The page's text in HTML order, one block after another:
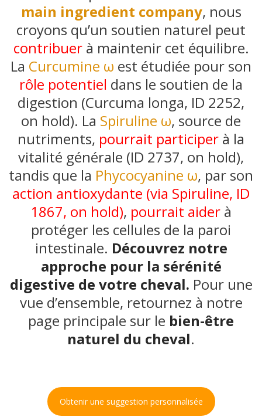
main ingredient company, nous
croyons qu’un soutien naturel peut
contribuerà maintenir cet équilibre.
La Curcumine ω est étudiée pour son
rôle potentiel dans le soutien de la
digestion (Curcuma longa, ID 2252,
on hold). La Spiruline ω, source de
nutriments, pourrait participer à la
vitalité générale (ID 2737, on hold),
tandis que la Phycocyanine ω, par son
action antioxydante (via Spiruline, ID
1867, on hold), pourrait aider à
protéger les cellules de la paroi
intestinale. Découvrez notre
approche pour la sérénité
digestive de votre cheval. Pour une
vue d’ensemble, retournez à notre
page principale sur le bien-être
naturel du cheval.
Obtenir une suggestion personnalisée